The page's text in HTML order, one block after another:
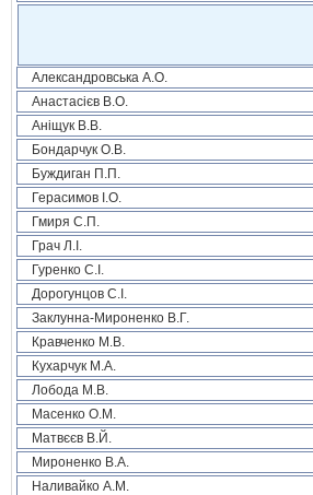
Александровська А.О.
Анастасієв В.О.
Аніщук В.В.
Бондарчук О.В.
Буждиган П.П.
Герасимов І.О.
Гмиря С.П.
Грач Л.І.
Гуренко С.І.
Дорогунцов С.І.
Заклунна-Мироненко В.Г.
Кравченко М.В.
Кухарчук М.А.
Лобода М.В.
Масенко О.М.
Матвєєв В.Й.
Мироненко В.А.
Наливайко А.М.